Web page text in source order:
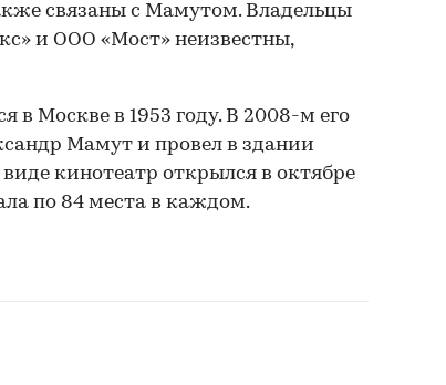
связаны с Мамутом. Владельцы
и ООО «Мост» неизвестны,
в Москве в 1953 году. В 2008-м его
Мамут и провел в здании
кинотеатр открылся в октябре
по 84 места в каждом.